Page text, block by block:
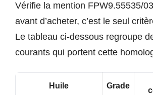
Vérifie la mention FPW9.55535/
avant d’acheter, c’est le seul
Le tableau ci-dessous regroupe
courants qui portent cette
Huile Grade